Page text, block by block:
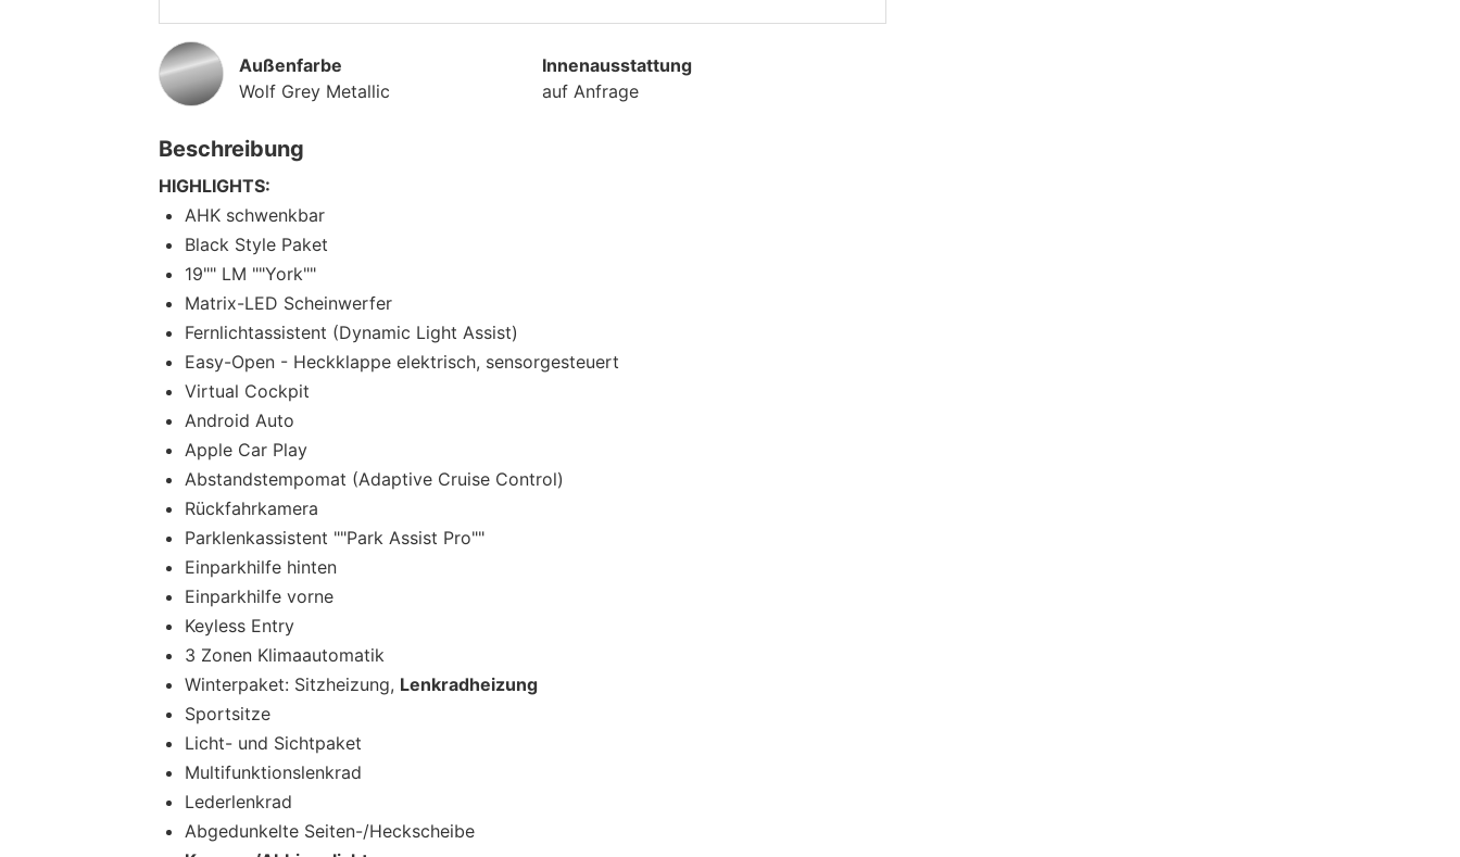
Außenfarbe
Wolf Grey Metallic
Innenausstattung
auf Anfrage
Beschreibung
HIGHLIGHTS:
AHK schwenkbar
Black Style Paket
19"" LM ""York""
Matrix-LED Scheinwerfer
Fernlichtassistent (Dynamic Light Assist)
Easy-Open - Heckklappe elektrisch, sensorgesteuert
Virtual Cockpit
Android Auto
Apple Car Play
Abstandstempomat (Adaptive Cruise Control)
Rückfahrkamera
Parklenkassistent ""Park Assist Pro""
Einparkhilfe hinten
Einparkhilfe vorne
Keyless Entry
3 Zonen Klimaautomatik
Winterpaket: Sitzheizung, Lenkradheizung
Sportsitze
Licht- und Sichtpaket
Multifunktionslenkrad
Lederlenkrad
Abgedunkelte Seiten-/Heckscheibe